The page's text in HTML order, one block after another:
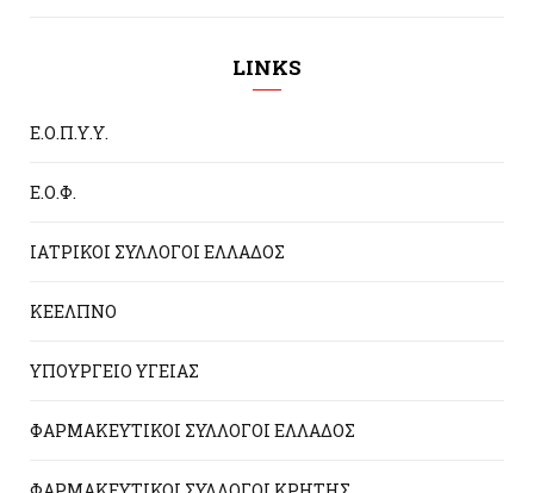
LINKS
Ε.Ο.Π.Υ.Υ.
Ε.Ο.Φ.
ΙΑΤΡΙΚΟΙ ΣΥΛΛΟΓΟΙ ΕΛΛΑΔΟΣ
ΚΕΕΛΠΝΟ
ΥΠΟΥΡΓΕΙΟ ΥΓΕΙΑΣ
ΦΑΡΜΑΚΕΥΤΙΚΟΙ ΣΥΛΛΟΓΟΙ ΕΛΛΑΔΟΣ